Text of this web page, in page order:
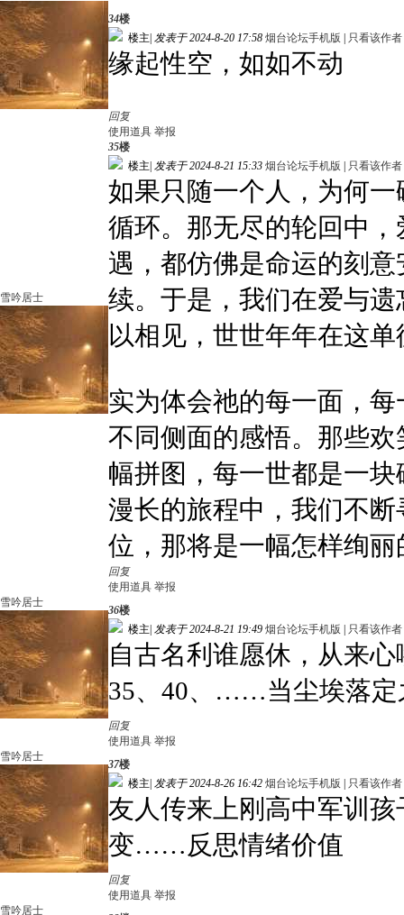
34楼
楼主 发表于 2024-8-20 17:58 烟台论坛手机版 只看该作者
缘起性空，如如不动
回复
使用道具 举报
雪吟居士
35楼
楼主 发表于 2024-8-21 15:33 烟台论坛手机版 只看该作者
如果只随一个人，为何
循环。那无尽的轮回中
遇，都仿佛是命运的刻
续。于是，我们在爱与
以相见，世世年年在这
实为体会祂的每一面，
不同侧面的感悟。那些
幅拼图，每一世都是一
漫长的旅程中，我们不
位，那将是一幅怎样绚
回复
使用道具 举报
雪吟居士
36楼
楼主 发表于 2024-8-21 19:49 烟台论坛手机版 只看该作者
自古名利谁愿休，从来
35、40、……当尘埃落定
回复
使用道具 举报
雪吟居士
37楼
楼主 发表于 2024-8-26 16:42 烟台论坛手机版 只看该作者
友人传来上刚高中军训
变……反思情绪价值
回复
使用道具 举报
雪吟居士